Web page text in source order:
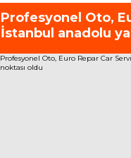
Profesyonel Oto,
İstanbul anadolu